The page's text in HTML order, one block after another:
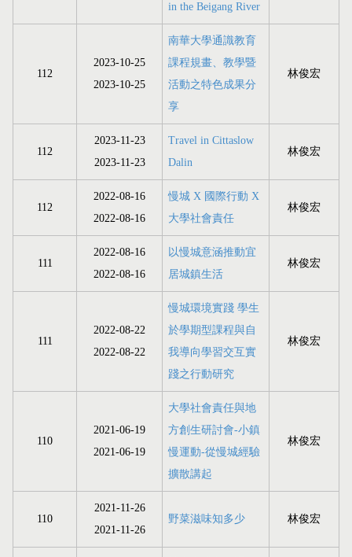
in the Beigang River
112
2023-10-25
2023-10-25
南華大學通識教育
課程規畫、教學暨
活動之特色成果分
享
林俊宏
112
2023-11-23
2023-11-23
Travel in Cittaslow
Dalin
林俊宏
112
2022-08-16
2022-08-16
慢城 X 國際行動 X
大學社會責任
林俊宏
111
2022-08-16
2022-08-16
以慢城意涵推動宜
居城鎮生活
林俊宏
111
2022-08-22
2022-08-22
慢城環境實踐 學生
於學期型課程與自
我導向學習交互實
踐之行動研究
林俊宏
110
2021-06-19
2021-06-19
大學社會責任與地
方創生研討會-小鎮
慢運動-從慢城經驗
擴散講起
林俊宏
110
2021-11-26
2021-11-26
野菜滋味知多少 林俊宏